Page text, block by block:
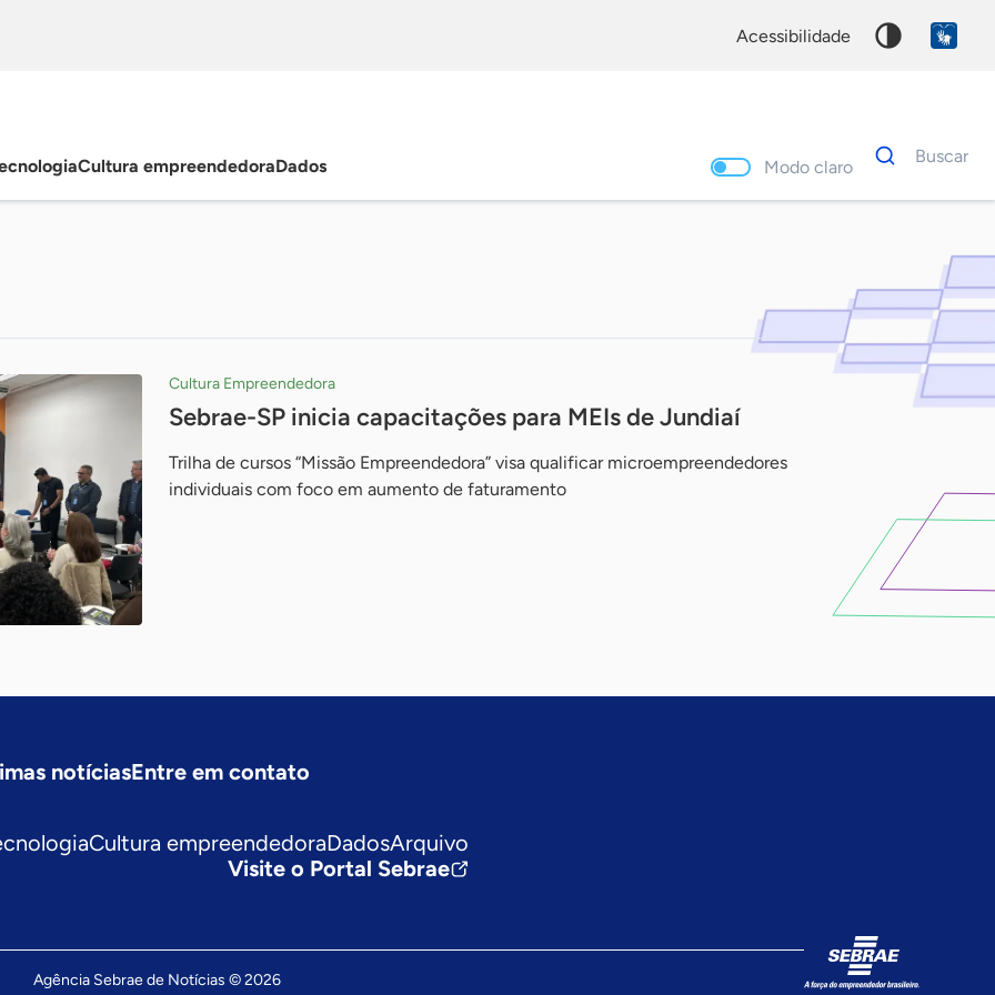
acessibilidade
Cultura empreendedoraDados Modo claro
Dados
para
Buscar
Cultura Empreendedora
Sebrae-SP inicia capacitações para MEIs de Jundiaí
Trilha de cursos “Missão Empreendedora” visa qualificar microempreendedores
individuais com foco em aumento de faturamento
notíciasEntre em contato
Cultura empreendedoraDadosArquivo
Visite o Portal Sebrae
Agência Sebrae de Notícias © 2026